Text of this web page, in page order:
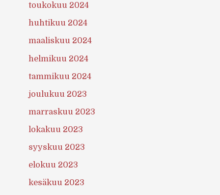
toukokuu 2024
huhtikuu 2024
maaliskuu 2024
helmikuu 2024
tammikuu 2024
joulukuu 2023
marraskuu 2023
lokakuu 2023
syyskuu 2023
elokuu 2023
kesäkuu 2023